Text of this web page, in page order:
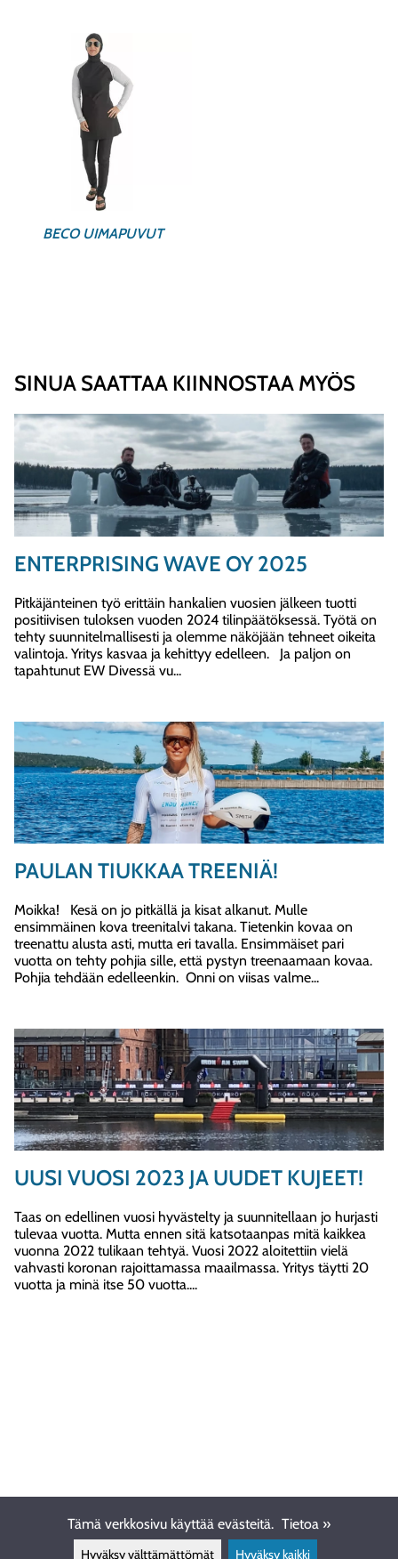
BECO UIMAPUVUT
SINUA SAATTAA KIINNOSTAA MYÖS
ENTERPRISING WAVE OY 2025
Pitkäjänteinen työ erittäin hankalien vuosien jälkeen tuotti
positiivisen tuloksen vuoden 2024 tilinpäätöksessä. Työtä on
tehty suunnitelmallisesti ja olemme näköjään tehneet oikeita
valintoja. Yritys kasvaa ja kehittyy edelleen. Ja paljon on
tapahtunut EW Divessä vu...
PAULAN TIUKKAA TREENIÄ!
Moikka! Kesä on jo pitkällä ja kisat alkanut. Mulle
ensimmäinen kova treenitalvi takana. Tietenkin kovaa on
treenattu alusta asti, mutta eri tavalla. Ensimmäiset pari
vuotta on tehty pohjia sille, että pystyn treenaamaan kovaa.
Pohjia tehdään edelleenkin. Onni on viisas valme...
UUSI VUOSI 2023 JA UUDET KUJEET!
Taas on edellinen vuosi hyvästelty ja suunnitellaan jo hurjasti
tulevaa vuotta. Mutta ennen sitä katsotaanpas mitä kaikkea
vuonna 2022 tulikaan tehtyä. Vuosi 2022 aloitettiin vielä
vahvasti koronan rajoittamassa maailmassa. Yritys täytti 20
vuotta ja minä itse 50 vuotta....
Tämä verkkosivu käyttää evästeitä. Tietoa »
Hyväksy välttämättömät Hyväksy kaikki